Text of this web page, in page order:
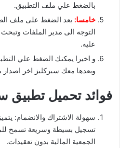
بالضغط علي ملف التطبيق.
خامسا: بعد الضغط علي ملف
التوجه الى مدير الملفات
عليه.
و اخيرا يمكنك الضغط علي
وبعدها معك سيركليز اخر
فوائد تحميل تطبيق
تسجيل بسيطة وسريعة تسمح
الجمعية المالية بدون تعقيدات.